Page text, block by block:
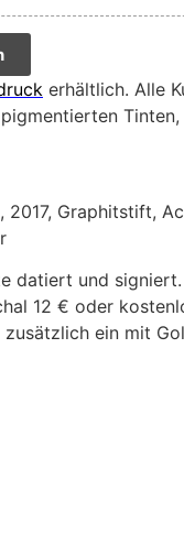
erhältlich. Alle
Graphitstift,
datiert und
12 € oder
zusätzlich ein mit